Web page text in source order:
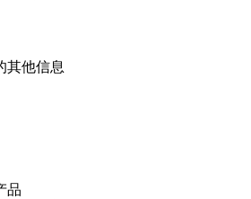
其他信息
品